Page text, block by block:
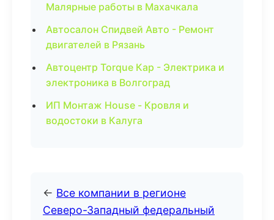
Малярные работы в Махачкала
Автосалон Спидвей Авто - Ремонт
двигателей в Рязань
Автоцентр Torque Кар - Электрика и
электроника в Волгоград
ИП Монтаж House - Кровля и
водостоки в Калуга
← Все компании в регионе
Северо-Западный федеральный